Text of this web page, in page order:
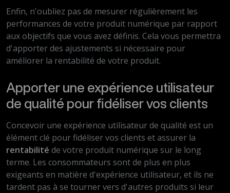
Enfin, n'oubliez pas de mesurer régulièrement les
performances de votre produit numérique par rapport
aux objectifs que vous avez définis. Cela vous permettra
d'apporter des ajustements si nécessaire pour
améliorer la rentabilité de votre produit.
Apporter une expérience utilisateur
de qualité pour fidéliser vos clients
Concevoir une expérience utilisateur de qualité est un
élément clé pour fidéliser vos clients et assurer la
rentabilité de votre produit numérique sur le long
terme. Les consommateurs sont de plus en plus
exigeants en matière d'expérience utilisateur, et ils ne
tardent pas à se tourner vers d'autres produits si leur